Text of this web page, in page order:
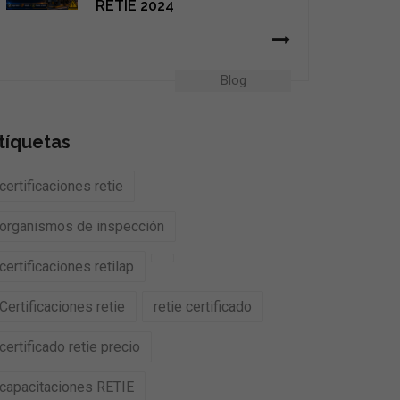
Blog
RETIE 2024
certificaciones retie
organismos de inspección
certificaciones retilap
Certificaciones retie retie certificado
certificado retie precio
capacitaciones RETIE